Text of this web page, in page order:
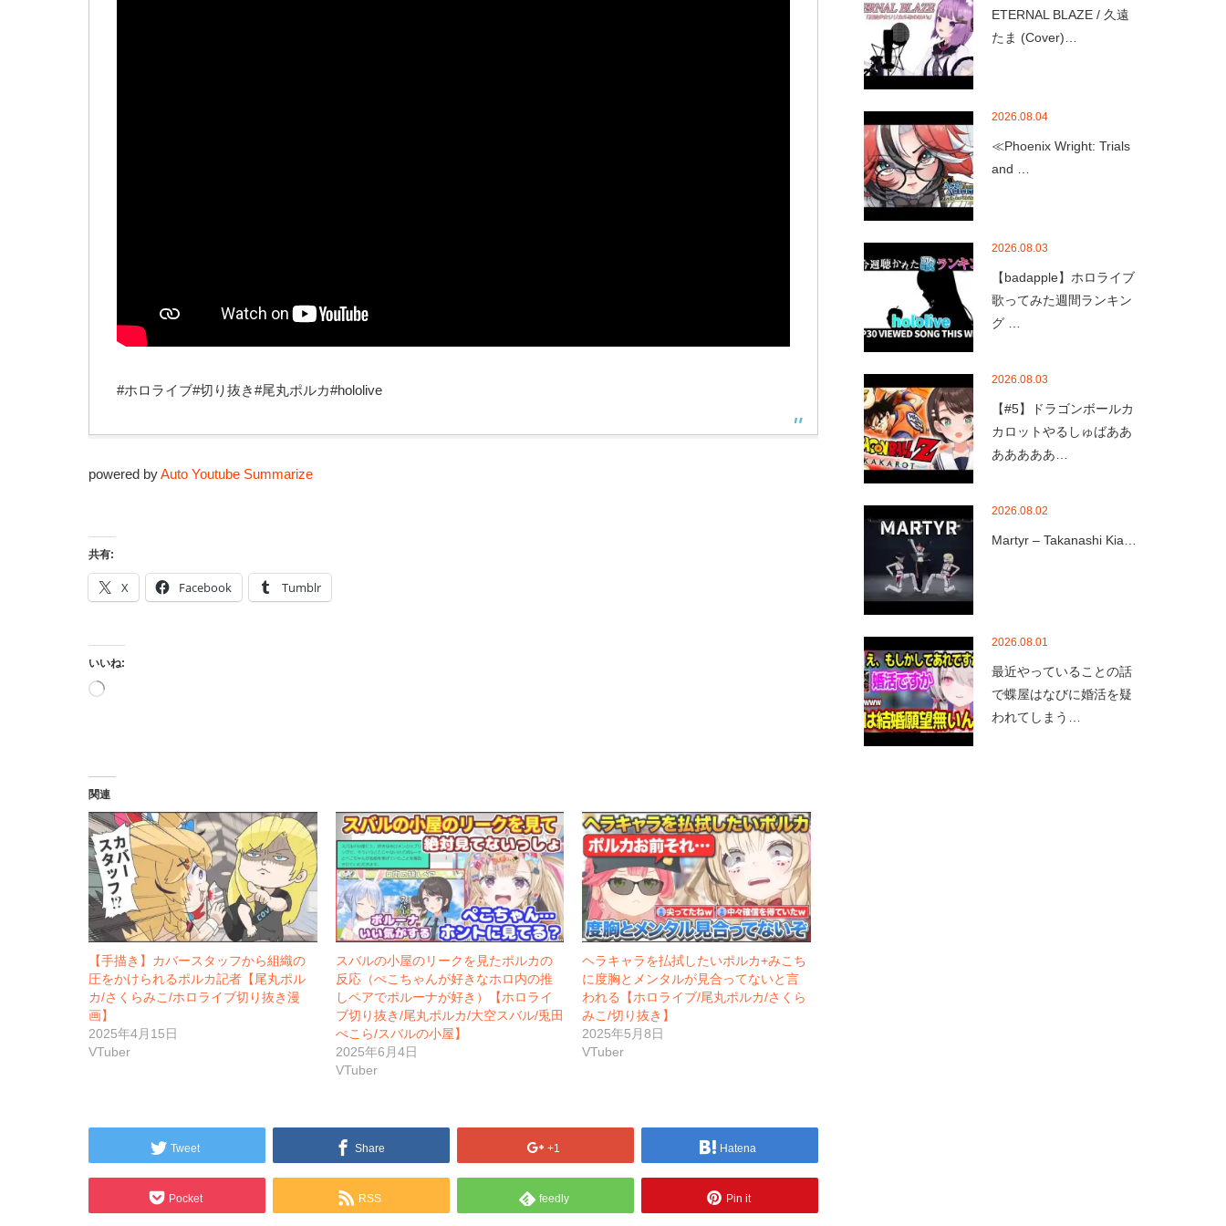
#ホロライブ#切り抜き#尾丸ポルカ#hololive
powered byAuto Youtube Summarize
共有:
X Facebook Tumblr
いいね:
読
関連
【手描き】カバースタッフから組織の
圧をかけられるポルカ記者【尾丸ポル
カ/さくらみこ/ホロライブ切り抜き漫
画】
2025年4月15日
VTuber
スバルの小屋のリークを見たポルカの
反応（ぺこちゃんが好きなホロ内の推
しペアでポルーナが好き）【ホロライ
ブ切り抜き/尾丸ポルカ/大空スバル/兎田
ぺこら/スバルの小屋】
2025年6月4日
VTuber
ヘラキャラを払拭したいポルカ+みこち
に度胸とメンタルが見合ってないと言
われる【ホロライブ/尾丸ポルカ/さくら
みこ/切り抜き】
2025年5月8日
VTuber
Tweet Share +1 Hatena
Pocket RSS feedly Pin it
ETERNAL BLAZE / 久遠
たま (Cover)…
2026.08.04
≪Phoenix Wright: Trials
and …
2026.08.03
【badapple】ホロライブ
歌ってみた週間ランキン
グ …
2026.08.03
【#5】ドラゴンボールカ
カロットやるしゅばああ
あああああ…
2026.08.02
Martyr – Takanashi Kia…
2026.08.01
最近やっていることの話
で蝶屋はなびに婚活を疑
われてしまう…